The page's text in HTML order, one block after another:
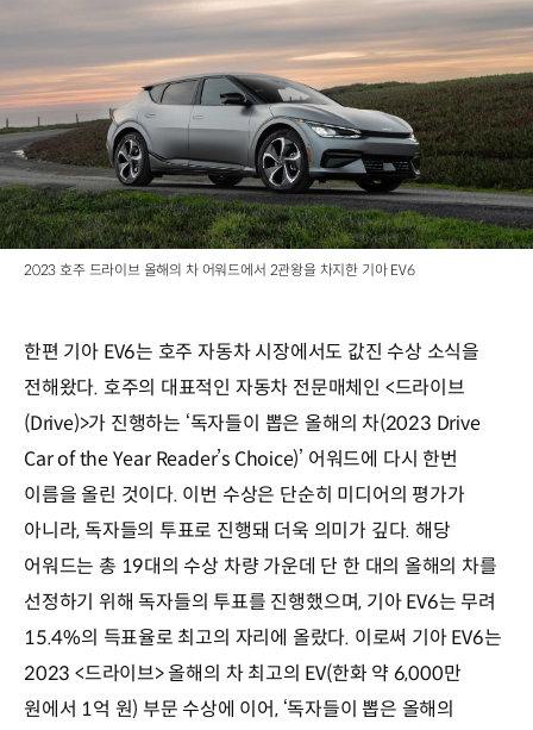
2023 호주 드라이브 올해의 차 어워드에서 2관왕을 차지한 기아 EV6
한편 기아 EV6는 호주 자동차 시장에서도 값진 수상 소식을
전해왔다. 호주의 대표적인 자동차 전문매체인 <드라이브
(Drive)>가 진행하는 ‘독자들이 뽑은 올해의 차(2023 Drive
Car of the Year Reader’s Choice)’ 어워드에 다시 한번
이름을 올린 것이다. 이번 수상은 단순히 미디어의 평가가
아니라, 독자들의 투표로 진행돼 더욱 의미가 깊다. 해당
어워드는 총 19대의 수상 차량 가운데 단 한 대의 올해의 차를
선정하기 위해 독자들의 투표를 진행했으며, 기아 EV6는 무려
15.4%의 득표율로 최고의 자리에 올랐다. 이로써 기아 EV6는
2023 <드라이브> 올해의 차 최고의 EV(한화 약 6,000만
원에서 1억 원) 부문 수상에 이어, ‘독자들이 뽑은 올해의